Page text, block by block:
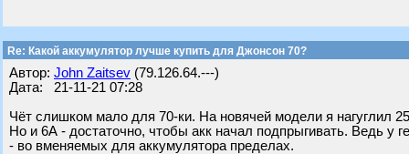
Re: Какой аккумулятор лучше купить для Джонсон 70?
Автор: John Zaitsev (79.126.64.---)
Дата: 21-11-21 07:28
Чёт слишком мало для 70-ки. На новячей модели я нагуглил
Но и 6А - достаточно, чтобы акк начал подпрыгивать. Ведь у
- во вменяемых для аккумулятора пределах.